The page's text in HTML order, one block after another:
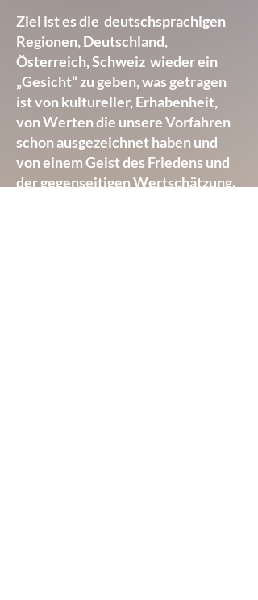
Ziel ist es die deutschsprachigen
Regionen, Deutschland,
Österreich, Schweiz wieder ein
„Gesicht“ zu geben, was getragen
ist von kultureller, Erhabenheit,
von Werten die unsere Vorfahren
schon ausgezeichnet haben und
von einem Geist des Friedens und
der gegenseitigen Wertschätzung.